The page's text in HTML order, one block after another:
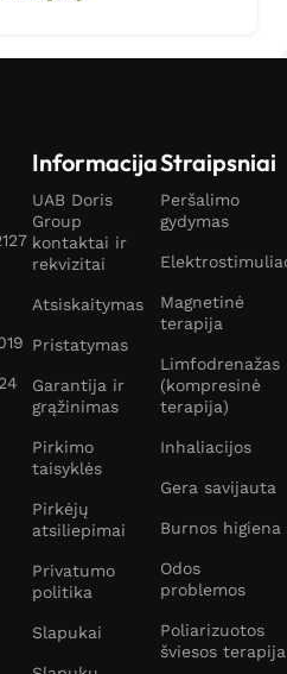
Informacija
UAB Doris
Group
kontaktai ir
rekvizitai
Atsiskaitymas
Pristatymas
Garantija ir
grąžinimas
Pirkimo
taisyklės
Pirkėjų
atsiliepimai
Privatumo
politika
Slapukai
Straipsniai
Peršalimo
gydymas
Magnetinė
terapija
Limfodrenažas
(kompresinė
terapija)
Inhaliacijos
Gera savijauta
Burnos higiena
Odos
problemos
Poliarizuotos
šviesos terapija